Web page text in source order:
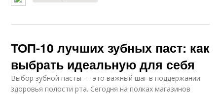
ТОП-10 лучших зубных паст: как
выбрать идеальную для себя
Выбор зубной пасты — это важный шаг в поддержании
здоровья полости рта. Сегодня на полках магазинов